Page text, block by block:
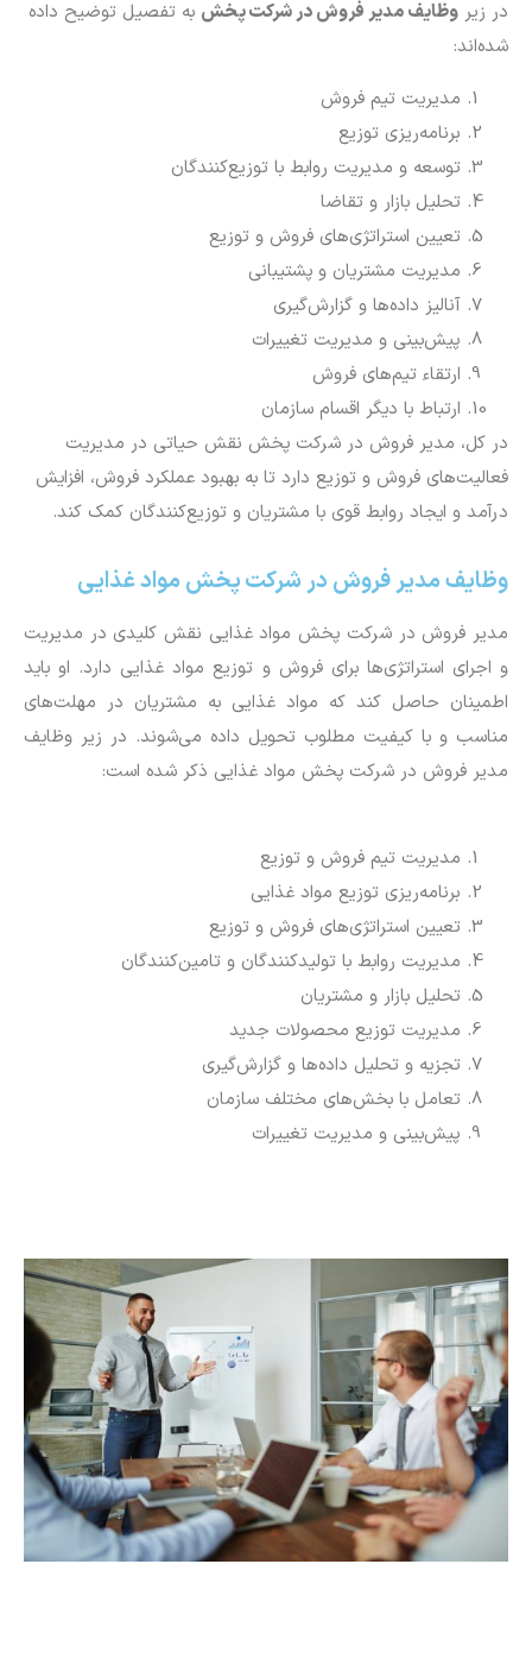
در زیر وظایف مدیر فروش در شرکت پخش به تفصیل توضیح داده
شده‌اند:
مدیریت تیم فروش
برنامه‌ریزی توزیع
توسعه و مدیریت روابط با توزیع‌کنندگان
تحلیل بازار و تقاضا
تعیین استراتژی‌های فروش و توزیع
مدیریت مشتریان و پشتیبانی
آنالیز داده‌ها و گزارش‌گیری
پیش‌بینی و مدیریت تغییرات
ارتقاء تیم‌های فروش
ارتباط با دیگر اقسام سازمان
در کل، مدیر فروش در شرکت پخش نقش حیاتی در مدیریت
فعالیت‌های فروش و توزیع دارد تا به بهبود عملکرد فروش، افزایش
درآمد و ایجاد روابط قوی با مشتریان و توزیع‌کنندگان کمک کند.
وظایف مدیر فروش در شرکت پخش مواد غذایی
مدیر فروش در شرکت پخش مواد غذایی نقش کلیدی در مدیریت
و اجرای استراتژی‌ها برای فروش و توزیع مواد غذایی دارد. او باید
اطمینان حاصل کند که مواد غذایی به مشتریان در مهلت‌های
مناسب و با کیفیت مطلوب تحویل داده می‌شوند. در زیر وظایف
مدیر فروش در شرکت پخش مواد غذایی ذکر شده است:
مدیریت تیم فروش و توزیع
برنامه‌ریزی توزیع مواد غذایی
تعیین استراتژی‌های فروش و توزیع
مدیریت روابط با تولیدکنندگان و تامین‌کنندگان
تحلیل بازار و مشتریان
مدیریت توزیع محصولات جدید
تجزیه و تحلیل داده‌ها و گزارش‌گیری
تعامل با بخش‌های مختلف سازمان
پیش‌بینی و مدیریت تغییرات